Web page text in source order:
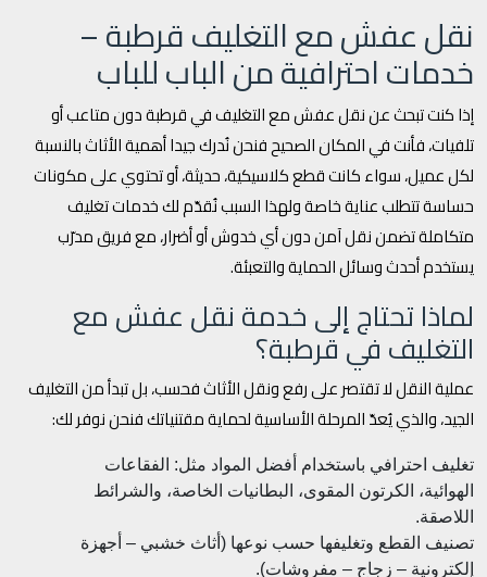
نقل عفش مع التغليف قرطبة –
خدمات احترافية من الباب للباب
إذا كنت تبحث عن نقل عفش مع التغليف في قرطبة دون متاعب أو
تلفيات، فأنت في المكان الصحيح فنحن نُدرك جيدا أهمية الأثاث بالنسبة
لكل عميل، سواء كانت قطع كلاسيكية، حديثة، أو تحتوي على مكونات
حساسة تتطلب عناية خاصة ولهذا السبب نُقدّم لك خدمات تغليف
متكاملة تضمن نقل آمن دون أي خدوش أو أضرار، مع فريق مدرّب
يستخدم أحدث وسائل الحماية والتعبئة.
لماذا تحتاج إلى خدمة نقل عفش مع
التغليف في قرطبة؟
عملية النقل لا تقتصر على رفع ونقل الأثاث فحسب، بل تبدأ من التغليف
الجيد، والذي يُعدّ المرحلة الأساسية لحماية مقتنياتك فنحن نوفر لك:
تغليف احترافي باستخدام أفضل المواد مثل: الفقاعات
الهوائية، الكرتون المقوى، البطانيات الخاصة، والشرائط
اللاصقة.
تصنيف القطع وتغليفها حسب نوعها (أثاث خشبي – أجهزة
إلكترونية – زجاج – مفروشات).